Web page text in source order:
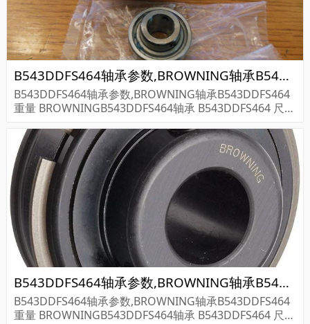
B543DDFS464轴承参数,BROWNING轴承B543DDFS464重量
B543DDFS464轴承参数,BROWNING轴承B543DDFS464
重量 BROWNINGB543DDFS464轴承 B543DDFS464 尺寸
WNING轴承B5...
B543DDFS464轴承参数,BROWNING轴承B543DDFS464重量
B543DDFS464轴承参数,BROWNING轴承B543DDFS464
重量 BROWNINGB543DDFS464轴承 B543DDFS464 尺寸